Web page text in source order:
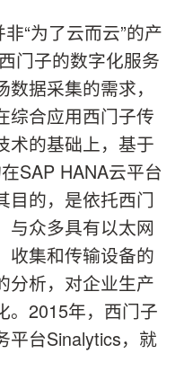
“为了云而云”的产
门子的数字化服务
据采集的需求，
综合应用西门子传
术的基础上，基于
SAP HANA云平台
目的，是依托西门
与众多具有以太网
收集和传输设备的
分析，对企业生产
。2015年，西门子
平台Sinalytics，就